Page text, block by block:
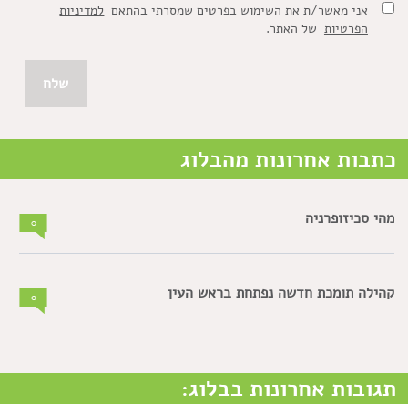
אני מאשר/ת את השימוש בפרטים שמסרתי בהתאם למדיניות
הפרטיותשל האתר.
כתבות אחרונות מהבלוג
מהי סכיזופרניה
קהילה תומכת חדשה נפתחת בראש העין
תגובות אחרונות בבלוג: